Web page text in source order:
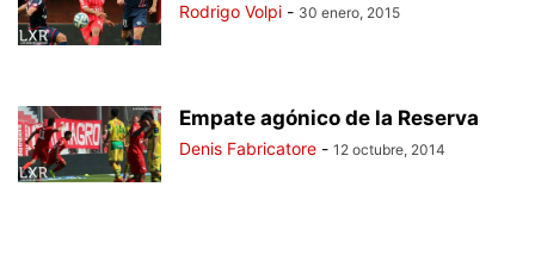
Rodrigo Volpi - 30 enero, 2015
Empate agónico de la Reserva
Denis Fabricatore - 12 octubre, 2014